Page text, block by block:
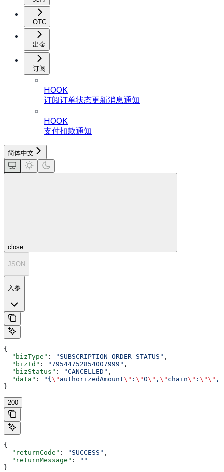
OTC
出金
订阅
HOOK
订阅订单状态更新消息通知
HOOK
支付扣款通知
简体中文
close
JSON
入参
{
  "bizType"
: "SUBSCRIPTION_ORDER_STATUS" ,
  "bizId"
: "79544752854007999" ,
  "bizStatus"
: "CANCELLED" ,
  "data"
: "{ \" authorizedAmount\" : \"0\" , \" chain\" : \"\" ,
}
200
{
  "returnCode"
: "SUCCESS" ,
  "returnMessage"
:
""
}